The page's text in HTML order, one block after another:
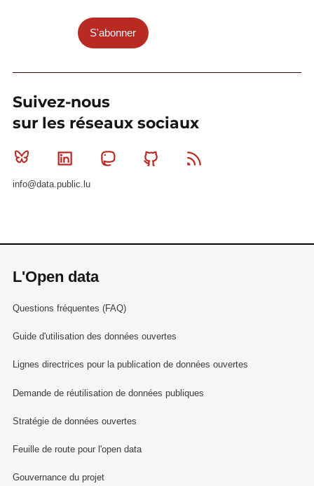
S'abonner
Suivez-nous
sur les réseaux sociaux
Bluesky Linkedin MastodonGithub
info@data.public.lu
L'Open data
Questions fréquentes (FAQ)
Guide d'utilisation des données ouvertes
Lignes directrices pour la publication de données ouvertes
Demande de réutilisation de données publiques
Stratégie de données ouvertes
Feuille de route pour l'open data
Gouvernance du projet